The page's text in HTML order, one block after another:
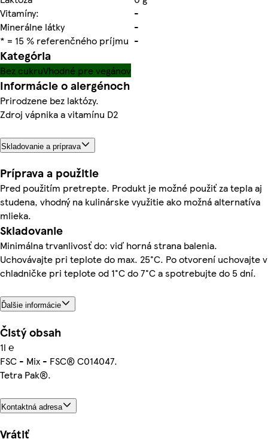
Vitamíny:
-
Minerálne látky
-
* = 15 % referenčného príjmu -
Kategória
Bez cukruVhodné pre vegánov
Informácie o alergénoch
Prirodzene bez laktózy.
Zdroj vápnika a vitamínu D2
Skladovanie a príprava
Príprava a použitie
Pred použitím pretrepte. Produkt je možné použiť za tepla aj
studena, vhodný na kulinárske využitie ako možná alternatíva
mlieka.
Skladovanie
Minimálna trvanlivosť do: viď horná strana balenia.
Uchovávajte pri teplote do max. 25°C. Po otvorení uchovajte v
chladničke pri teplote od 1°C do 7°C a spotrebujte do 5 dní.
Ďalšie informácie
Čistý obsah
1l ℮
FSC - Mix - FSC® C014047.
Tetra Pak®.
Kontaktná adresa
Vrátiť